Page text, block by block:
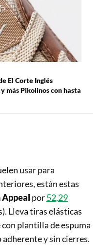
El Corte Inglés
más Pikolinos con hasta
usar para
están estas
Appeal por52,29
Lleva tiras elásticas
plantilla de espuma
y sin cierres.